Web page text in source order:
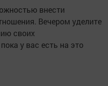
внести
Вечером уделите
своих
у вас есть на это